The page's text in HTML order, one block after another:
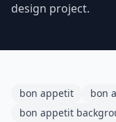
design project.
bon appetit bon
bon appetit